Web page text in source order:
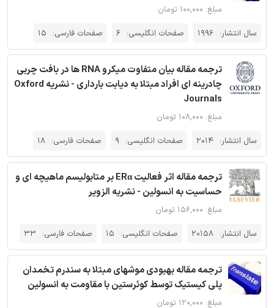
مبلغ: ۱۰۰,۰۰۰ تومان
سال انتشار: 1996 صفحات انگلیسی: 6 صفحات فارسی: 15
ترجمه مقاله بیان متفاوت میکرو RNA ها در بافت چربی
چادرینه ای افراد مبتلا به دیابت بارداری - نشریه Oxford
Journals
مبلغ: ۱۰۸,۰۰۰ تومان
سال انتشار: 2014 صفحات انگلیسی: 9 صفحات فارسی: 18
ترجمه مقاله اثر فعالیت ERα بر متابولیسم ماهیچه ای و
حساسیت به انسولین - نشریه الزویر
مبلغ: ۱۵۶,۰۰۰ تومان
سال انتشار: 20158 صفحات انگلیسی: 15 صفحات فارسی: 33
ترجمه مقاله بهبودی موشهای مبتلا به سندرم تخمدان
پلی کیستیک توسط کوئرستین با مقاومت به انسولین
مبلغ: ۱۲۰,۰۰۰ تومان